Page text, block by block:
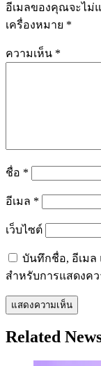
อีเมลของคุณจะไม่
เครื่องหมาย *
ความเห็น *
ชื่อ *
อีเมล *
เว็บไซต์
บันทึกชื่อ, อีเมล
สำหรับการแสดงค
Related